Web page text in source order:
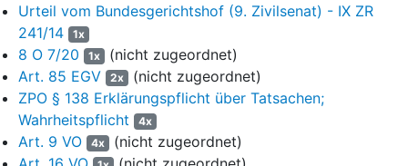
3
Jedenfalls ab 1978 bis zum 31.08.2015 vermarktete die
Landesforstverwaltung des beklagten Landes etwa 68 % der
verfügbaren Rundholzmenge in Baden-Württemberg zentral.
Dabei fasste sie die Holzmengen aus den einzelnen
Waldbesitzarten zu einem einheitlichen Angebot zusammen. Mit
den privaten und kommunalen Waldbesitzern hatte sie hierzu
vereinbart, dass sie das Rundholz der Körperschafts- und
Privatwaldbesitzer zu den jeweils erzielbaren Marktpreisen
Urteil vom Bundesgerichtshof (9. Zivilsenat) - IX ZR
241/14
1x
8 O 7/20 1x (nicht zugeordnet)
Art. 85 EGV
2x (nicht zugeordnet)
ZPO § 138 Erklärungspflicht über Tatsachen;
Wahrheitspflicht
4x
Art. 9 VO 4x (nicht zugeordnet)